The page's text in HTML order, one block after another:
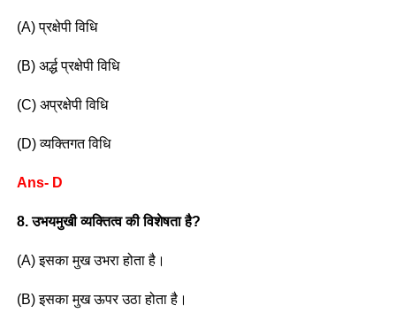
(A) प्रक्षेपी विधि
(B) अर्द्ध प्रक्षेपी विधि
(C) अप्रक्षेपी विधि
(D) व्यक्तिगत विधि
Ans- D
8. उभयमुखी व्यक्तित्व की विशेषता है?
(A) इसका मुख उभरा होता है।
(B) इसका मुख ऊपर उठा होता है।